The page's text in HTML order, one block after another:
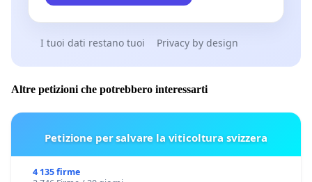
I tuoi dati restano tuoi Privacy by design
Altre petizioni che potrebbero interessarti
Petizione per salvare la viticoltura svizzera
4 135 firme